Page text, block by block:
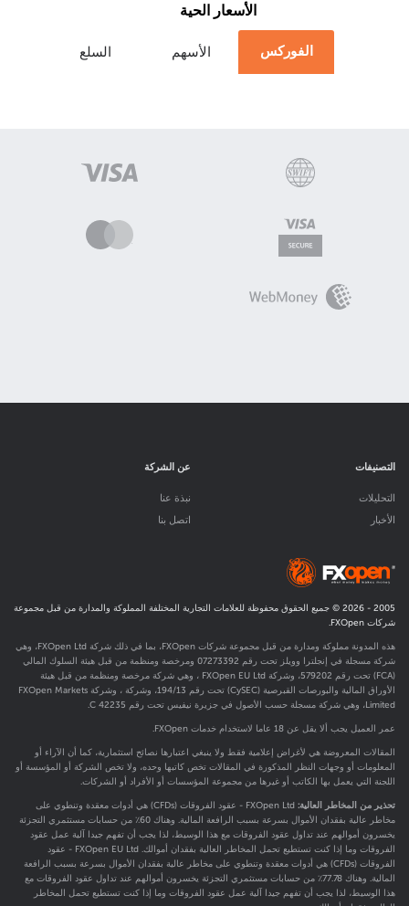
الأسعار الحية
الفوركس الأسهم السلع
التصنيفات
التحليلات
الأخبار
عن الشركة
نبذة عنا
اتصل بنا
2005 -
2026 © جميع الحقوق محفوظة للعلامات التجارية المختلفة المملوكة والمدارة من قبل مجموعة
شركات FXOpen.
هذه المدونة مملوكة ومدارة من قبل مجموعة شركات FXOpen، بما في ذلك شركة FXOpen Ltd، وهي
شركة مسجلة في إنجلترا وويلز تحت رقم 07273392 ومرخصة ومنظمة من قبل هيئة السلوك المالي
(FCA) تحت رقم
579202
، وشركة FXOpen EU Ltd ، وهي شركة مرخصة ومنظمة من قبل هيئة
الأوراق المالية والبورصات القبرصية (CySEC) تحت رقم 194/13، وشركة ، وشركة FXOpen Markets
Limited، وهي شركة مسجلة حسب الأصول في جزيرة نيفيس تحت رقم C 42235.
عمر العميل يجب ألا يقل عن 18 عاما لاستخدام خدمات FXOpen.
المقالات المعروضة هي لأغراض إعلامية فقط ولا ينبغي اعتبارها نصائح استثمارية، كما أن الآراء أو
المعلومات أو وجهات النظر المذكورة في المقالات تخص كاتبها وحده، ولا تخص الشركة أو المؤسسة أو
اللجنة التي يعمل بها الكاتب أو غيرها من مجموعة المؤسسات أو الأفراد أو الشركات.
تحذير من المخاطر العالية:
FXOpen Ltd - عقود الفروقات (CFDs) هي أدوات معقدة وتنطوي على
مخاطر عالية بفقدان الأموال بسرعة بسبب الرافعة المالية. وهناك 60٪ من حسابات مستثمري التجزئة
يخسرون أموالهم عند تداول عقود الفروقات مع هذا الوسيط، لذا يجب أن تفهم جيدا آلية عمل عقود
الفروقات وما إذا كنت تستطيع تحمل المخاطر العالية بفقدان أموالك. FXOpen EU Ltd - عقود
الفروقات (CFDs) هي أدوات معقدة وتنطوي على مخاطر عالية بفقدان الأموال بسرعة بسبب الرافعة
المالية. وهناك 77.78٪ من حسابات مستثمري التجزئة يخسرون أموالهم عند تداول عقود الفروقات مع
هذا الوسيط، لذا يجب أن تفهم جيدا آلية عمل عقود الفروقات وما إذا كنت تستطيع تحمل المخاطر